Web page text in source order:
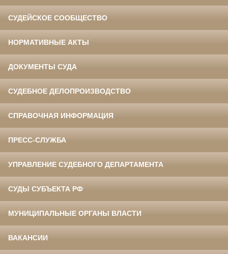
СУДЕЙСКОЕ СООБЩЕСТВО
НОРМАТИВНЫЕ АКТЫ
ДОКУМЕНТЫ СУДА
СУДЕБНОЕ ДЕЛОПРОИЗВОДСТВО
СПРАВОЧНАЯ ИНФОРМАЦИЯ
ПРЕСС-СЛУЖБА
УПРАВЛЕНИЕ СУДЕБНОГО ДЕПАРТАМЕНТА
СУДЫ СУБЪЕКТА РФ
МУНИЦИПАЛЬНЫЕ ОРГАНЫ ВЛАСТИ
ВАКАНСИИ